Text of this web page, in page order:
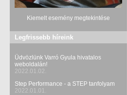
Kiemelt esemény megtekintése
Legfrissebb híreink
Üdvözlünk Varró Gyula hivatalos
weboldalán!
2022.01.02.
Step Performance - a STEP tanfolyam
2022.01.01.